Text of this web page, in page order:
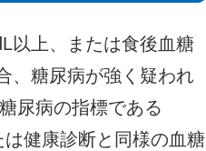
以上、または食後血糖
、糖尿病が強く疑われ
尿病の指標である
健康診断と同様の血糖